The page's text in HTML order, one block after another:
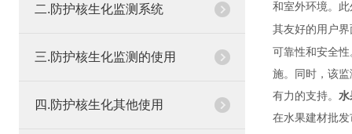
二.防护核生化监测系统
三.防护核生化监测的使用
四.防护核生化其他使用
和室外环境。此
其友好的用户
可靠性和安全
施。同时，该
有力的支持。 水
在水果建材批